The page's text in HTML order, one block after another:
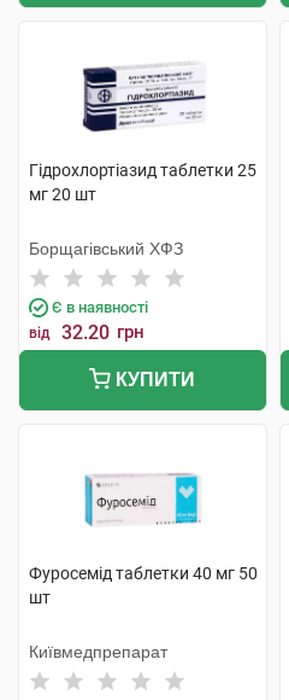
Гідрохлортіазид таблетки 25
мг 20 шт
Борщагівський ХФЗ
Є в наявності
від 32.20 грн
КУПИТИ
Фуросемід таблетки 40 мг 50
шт
Київмедпрепарат